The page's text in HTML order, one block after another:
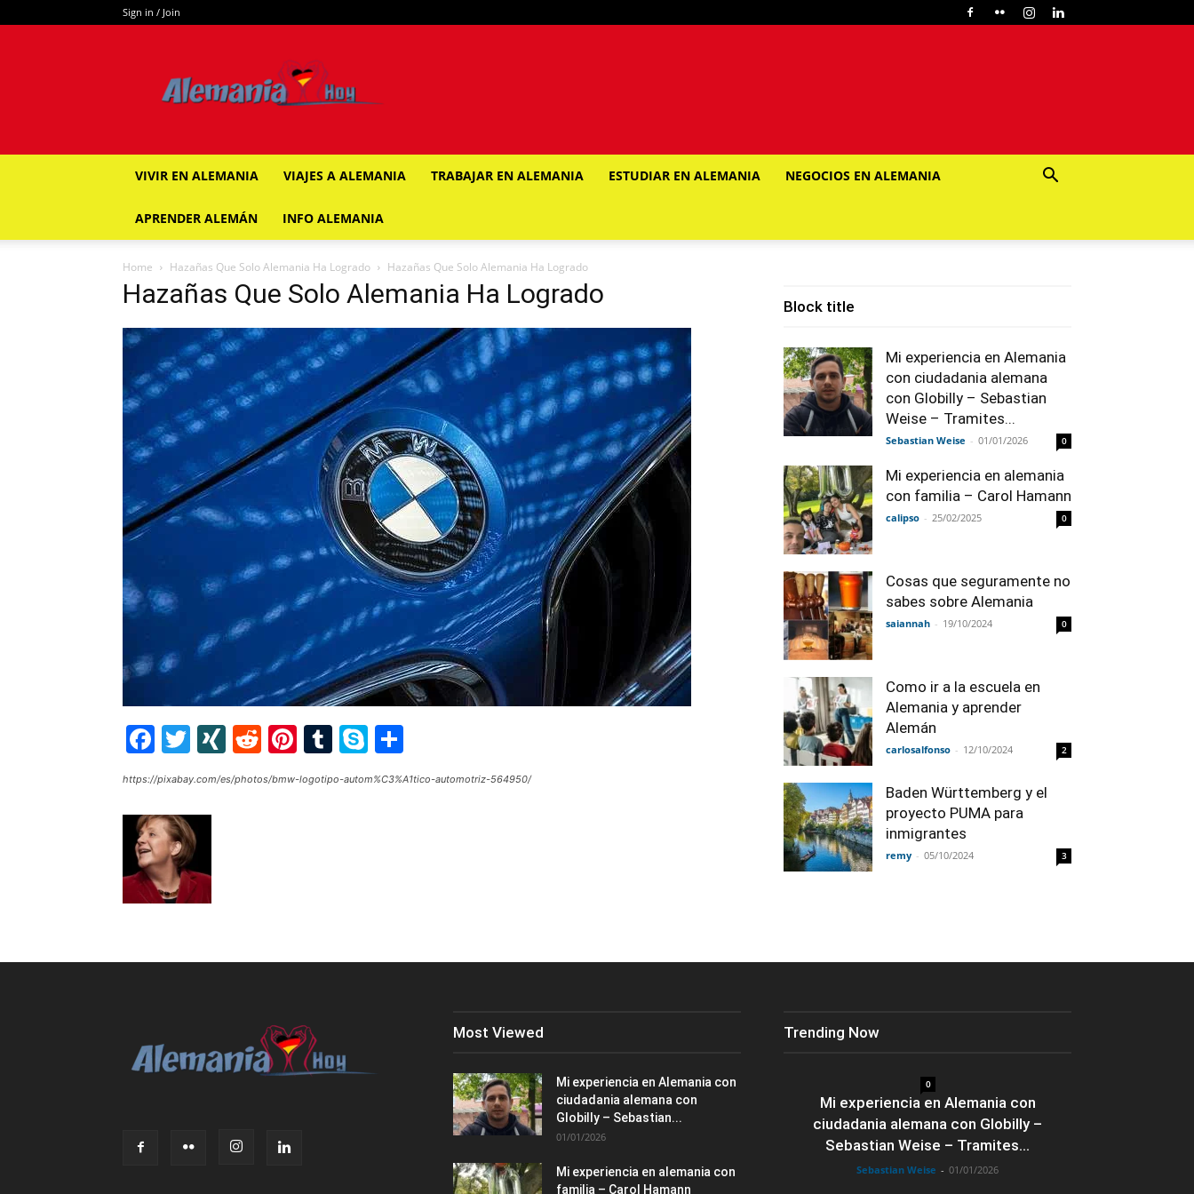
Sign in / Join
ALEMANIA
HOY
VIVIR EN ALEMANIA VIAJES A ALEMANIA TRABAJAR EN ALEMANIA ESTUDIAR EN ALEMANIA NEGOCIOS EN ALEMANIA
APRENDER ALEMÁN INFO ALEMANIA
Home Hazañas Que Solo Alemania Ha Logrado Hazañas Que Solo Alemania Ha Logrado
Hazañas Que Solo Alemania Ha Logrado
Facebook
Twitter
XINGReddit
Pinterest
Tumblr
Skype
https://pixabay.com/es/photos/bmw-logotipo-autom%C3%A1tico-automotriz-564950/
Block title
Mi experiencia en Alemania
con ciudadania alemana
con Globilly – Sebastian
Weise – Tramites...
Sebastian Weise - 01/01/2026 0
Mi experiencia en alemania
con familia – Carol Hamann
calipso - 25/02/2025 0
Cosas que seguramente no
sabes sobre Alemania
saiannah - 19/10/2024 0
Como ir a la escuela en
Alemania y aprender
Alemán
carlosalfonso - 12/10/2024 2
Baden Württemberg y el
proyecto PUMA para
inmigrantes
remy - 05/10/2024 3
Most Viewed
Mi experiencia en Alemania con
ciudadania alemana con
Globilly – Sebastian...
01/01/2026
Mi experiencia en alemania con
familia – Carol Hamann
Trending Now
0
Mi experiencia en Alemania con
ciudadania alemana con Globilly –
Sebastian Weise – Tramites...
Sebastian Weise - 01/01/2026